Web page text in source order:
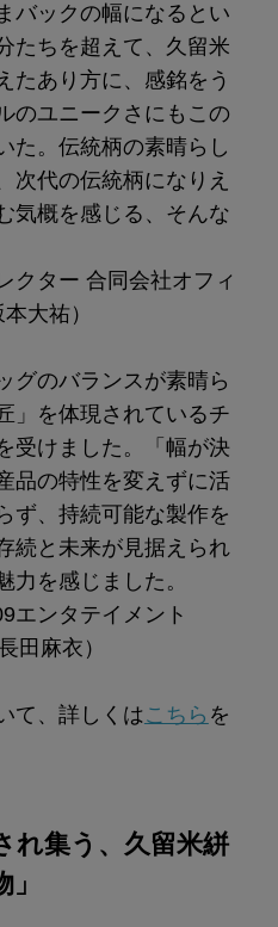
バックの幅になるとい
たちを超えて、久留米
たあり方に、感銘をう
のユニークさにもこの
た。伝統柄の素晴らし
次代の伝統柄になりえ
気概を感じる、そんな
クター 合同会社オフィ
大祐）
グのバランスが素晴ら
」を体現されているチ
受けました。「幅が決
品の特性を変えずに活
ず、持続可能な製作を
続と未来が見据えられ
力を感じました。
エンタテイメント
田麻衣）
て、詳しくはこちら を
れ集う、久留米絣